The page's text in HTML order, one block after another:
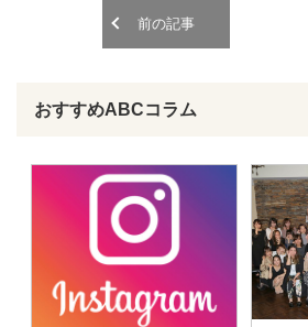
前の記事
おすすめABCコラム